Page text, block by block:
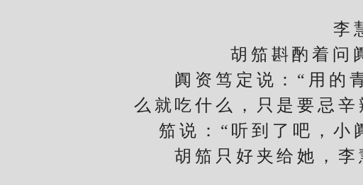
李慧
胡笳斟酌着问阗
阗资笃定说：“用的青
么就吃什么，只是要忌
笳说：“听到了吧，小
胡笳只好夹给她，李